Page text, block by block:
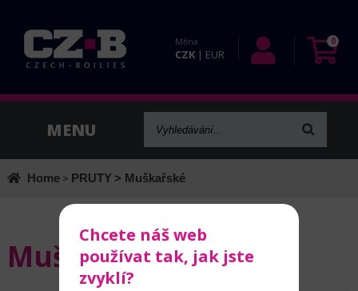
Měna
CZK | EUR
0
Home> PRUTY > Muškařské
Muškařské
Chcete náš web
používat tak, jak jste
zvyklí?